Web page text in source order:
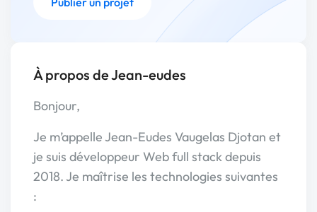
À propos de Jean-eudes
Bonjour,
Je m’appelle Jean-Eudes Vaugelas Djotan et
je suis développeur Web full stack depuis
2018. Je maîtrise les technologies suivantes
: